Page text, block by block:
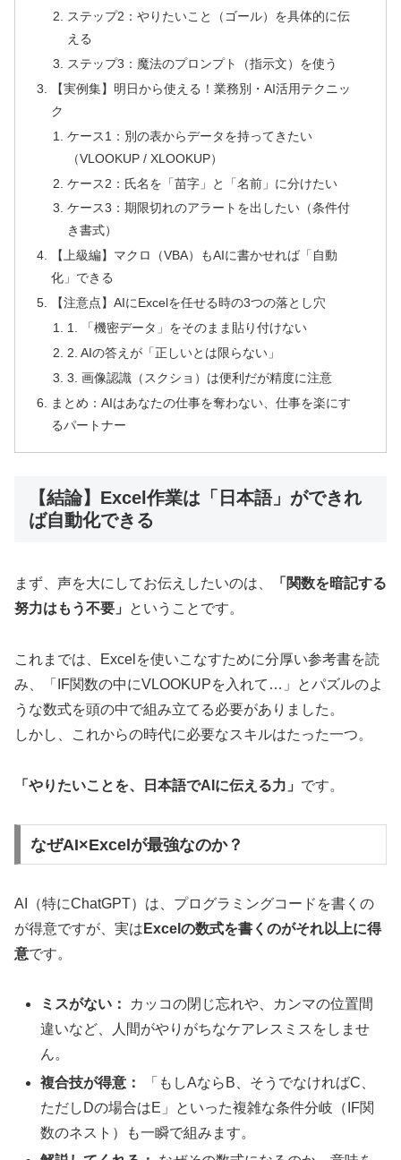
ステップ2：やりたいこと（ゴール）を具体的に伝
える
ステップ3：魔法のプロンプト（指示文）を使う
【実例集】明日から使える！業務別・AI活用テクニッ
ク
ケース1：別の表からデータを持ってきたい
（VLOOKUP / XLOOKUP）
ケース2：氏名を「苗字」と「名前」に分けたい
ケース3：期限切れのアラートを出したい（条件付
き書式）
【上級編】マクロ（VBA）もAIに書かせれば「自動
化」できる
【注意点】AIにExcelを任せる時の3つの落とし穴
1. 「機密データ」をそのまま貼り付けない
2. AIの答えが「正しいとは限らない」
3. 画像認識（スクショ）は便利だが精度に注意
まとめ：AIはあなたの仕事を奪わない、仕事を楽にす
るパートナー
【結論】Excel作業は「日本語」ができれ
ば自動化できる
まず、声を大にしてお伝えしたいのは、
「関数を暗記する
努力はもう不要」
ということです。
これまでは、Excelを使いこなすために分厚い参考書を読
み、「IF関数の中にVLOOKUPを入れて…」とパズルのよ
うな数式を頭の中で組み立てる必要がありました。
しかし、これからの時代に必要なスキルはたった一つ。
「やりたいことを、日本語でAIに伝える力」 です。
なぜAI×Excelが最強なのか？
AI（特にChatGPT）は、プログラミングコードを書くの
が得意ですが、実は Excelの数式を書くのがそれ以上に得
意です。
ミスがない：
カッコの閉じ忘れや、カンマの位置間
違いなど、人間がやりがちなケアレスミスをしませ
ん。
複合技が得意：
「もしAならB、そうでなければC、
ただしDの場合はE」といった複雑な条件分岐（IF関
数のネスト）も一瞬で組みます。